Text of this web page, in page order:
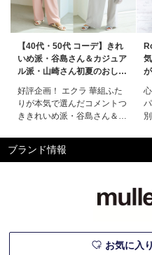
【40代・50代 コーデ】きれ
いめ派・谷島さん＆カジュア
ル派・山崎さん初夏のおしゃ
特集
好評企画！ エクラ 華組ふた
りが本気で選んだコメントつ
ききれいめ派・谷島さん＆カ
おしゃれ計画！さわやかな気
候にふさわしい、初夏のムー
ジュアル、それぞれ異なるフ
ァッションを好むエクラ華組
ブランド情報
お気に入